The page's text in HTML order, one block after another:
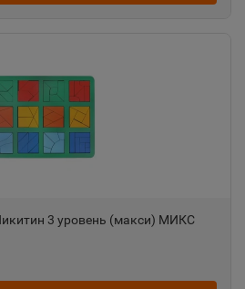
3 уровень (макси) МИКС